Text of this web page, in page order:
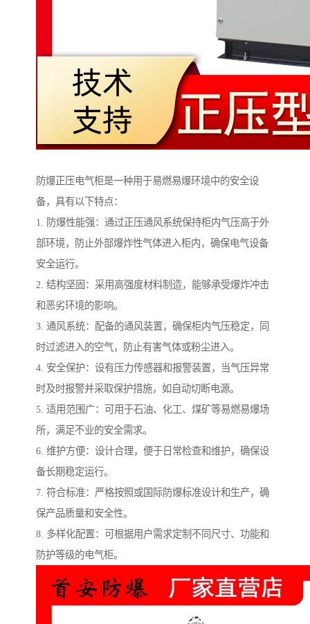
防爆正压电气柜是一种用于易燃易爆环境中的安全设
备，具有以下特点：
1. 防爆性能强：通过正压通风系统保持柜内气压高于外
部环境，防止外部爆炸性气体进入柜内，确保电气设备
安全运行。
2. 结构坚固：采用高强度材料制造，能够承受爆炸冲击
和恶劣环境的影响。
3. 通风系统：配备的通风装置，确保柜内气压稳定，同
时过滤进入的空气，防止有害气体或粉尘进入。
4. 安全保护：设有压力传感器和报警装置，当气压异常
时及时报警并采取保护措施，如自动切断电源。
5. 适用范围广：可用于石油、化工、煤矿等易燃易爆场
所，满足不业的安全需求。
6. 维护方便：设计合理，便于日常检查和维护，确保设
备长期稳定运行。
7. 符合标准：严格按照或国际防爆标准设计和生产，确
保产品质量和安全性。
8. 多样化配置：可根据用户需求定制不同尺寸、功能和
防护等级的电气柜。